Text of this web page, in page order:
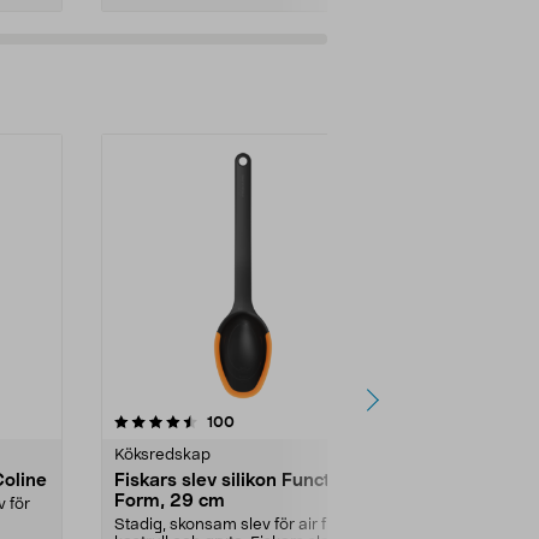
för
100recensioner
Köksredskap
Fiskars slev silikon Functional
Form, 29 cm
Stadig, skonsam slev för air fryer,
4.5av 5 stjärnor